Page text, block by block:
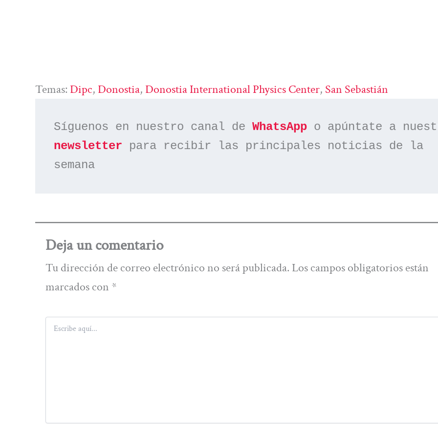
Temas: Dipc, Donostia, Donostia International Physics Center, San Sebastián
Síguenos en nuestro canal de WhatsApp
newsletter para recibir las principales noticias de la
semana
Deja un comentario
Tu dirección de correo electrónico no será publicada. Los campos obligatorios están
marcados con *
Escribe
aquí...